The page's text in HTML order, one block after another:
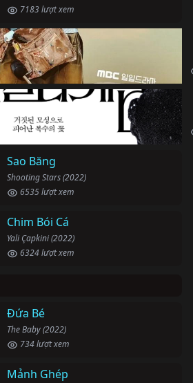
7183 lượt xem
Sao Băng
Shooting Stars (2022)
6535 lượt xem
Chim Bói Cá
Yali Çapkini (2022)
6324 lượt xem
Đứa Bé
The Baby (2022)
734 lượt xem
Mảnh Ghép